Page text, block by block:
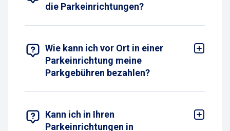
die Parkeinrichtungen?
um die Uhr geöffnet, sodass Sie Ihr Fahrzeug
die Detailseite der jeweiligen Parkeinrichtung, um
die spezifischen Öffnungszeiten zu erfahren
Wie kann ich vor Ort in einer
Parkeinrichtung meine
Parkgebühren bezahlen?
nach Parkeinrichtung variieren. Bitte prüfen Sie
Informationen zu den akzeptierten
Zahlungsmöglichkeiten zu erhalten.
Kann ich in Ihren
Parkeinrichtungen in